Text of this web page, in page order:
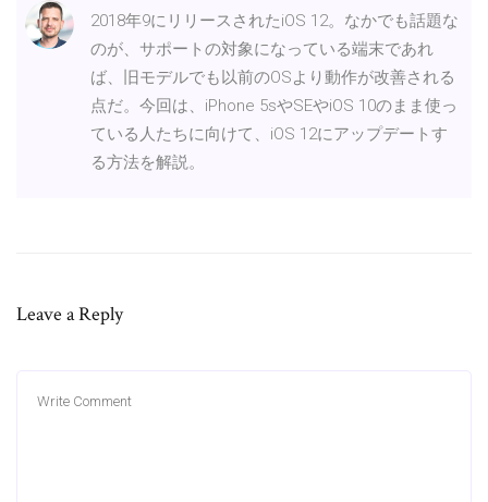
2018年9にリリースされたiOS 12。なかでも話題な
のが、サポートの対象になっている端末であれ
ば、旧モデルでも以前のOSより動作が改善される
点だ。今回は、iPhone 5sやSEやiOS 10のまま使っ
ている人たちに向けて、iOS 12にアップデートす
る方法を解説。
Leave a Reply